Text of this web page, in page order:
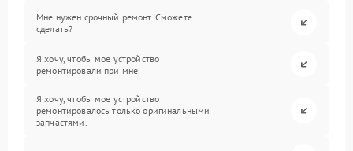
Мне нужен срочный ремонт. Сможете
сделать?
Я хочу, чтобы мое устройство
ремонтировали при мне.
Я хочу, чтобы мое устройство
ремонтировалось только оригинальными
запчастями.